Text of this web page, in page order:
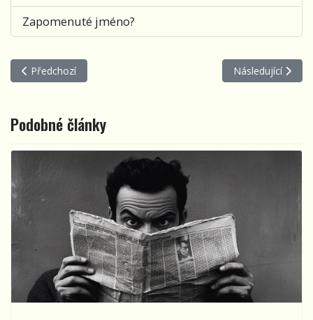
Zapomenuté jméno?
Předchozí článek: Kanadské letokruhy
Předchozí Další článek:
Následující
Podobné články